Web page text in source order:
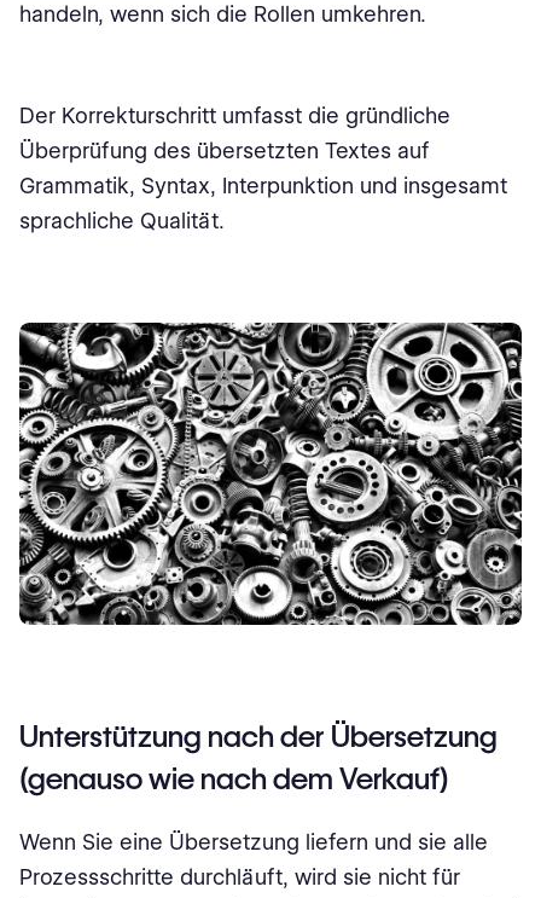
handeln, wenn sich die Rollen umkehren.
Der Korrekturschritt umfasst die gründliche
Überprüfung des übersetzten Textes auf
Grammatik, Syntax, Interpunktion und insgesamt
sprachliche Qualität.
Unterstützung nach der Übersetzung
(genauso wie nach dem Verkauf)
Wenn Sie eine Übersetzung liefern und sie alle
Prozessschritte durchläuft, wird sie nicht für